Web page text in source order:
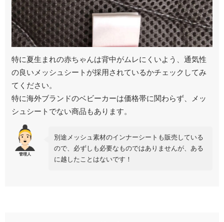
特に夏生まれの赤ちゃんは背中がムレにくいよう、通気性
の良いメッシュシートが採用されているかチェックしてみ
てください。
特に海外ブランドのベビーカーは価格帯に関わらず、メッ
シュシートでない商品もあります。
別途メッシュ素材のインナーシートも販売している
ので、必ずしも必要なものではありませんが、ある
に越したことはないです！